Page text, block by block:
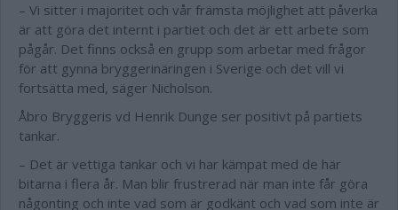
– Vi sitter i majoritet och vår främsta möjlighet att påverka
är att göra det internt i partiet och det är ett arbete som
pågår. Det finns också en grupp som arbetar med frågor
för att gynna bryggerinäringen i Sverige och det vill vi
fortsätta med, säger Nicholson.
Åbro Bryggeris vd Henrik Dunge ser positivt på partiets
tankar.
– Det är vettiga tankar och vi har kämpat med de här
bitarna i flera år. Man blir frustrerad när man inte får göra
någonting och inte vad som är godkänt och vad som inte är